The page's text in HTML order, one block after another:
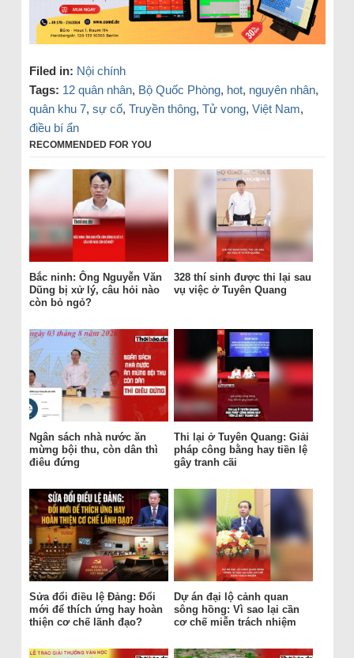
Filed in: Nội chính
Tags: 12 quân nhân, Bộ Quốc Phòng, hot, nguyên nhân,
quân khu 7, sự cố, Truyền thông, Tử vong, Việt Nam,
điều bí ẩn
RECOMMENDED FOR YOU
Bắc ninh: Ông Nguyễn Văn
Dũng bị xử lý, câu hỏi nào
còn bỏ ngỏ?
328 thí sinh được thi lại sau
vụ việc ở Tuyên Quang
Ngân sách nhà nước ăn
mừng bội thu, còn dân thì
điêu đứng
Thi lại ở Tuyên Quang: Giải
pháp công bằng hay tiền lệ
gây tranh cãi
Sửa đổi điều lệ Đảng: Đổi
mới để thích ứng hay hoàn
thiện cơ chế lãnh đạo?
Dự án đại lộ cảnh quan
sông hồng: Vì sao lại cần
cơ chế miễn trách nhiệm